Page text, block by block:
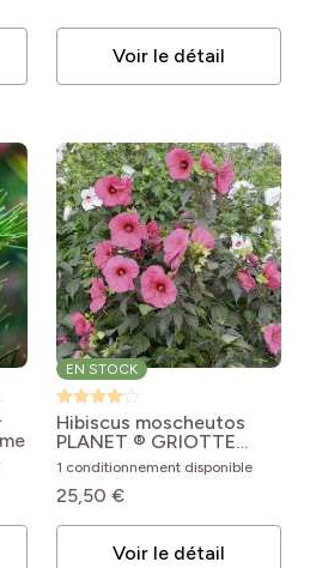
Voir le détail
EN STOCK
Hibiscus moscheutos
PLANET ® GRIOTTE
'Tangri' Hibiscus
moscheutos PLANET®
Griotte 'TANGRI'
1 conditionnement disponible
25,50 €
Voir le détail